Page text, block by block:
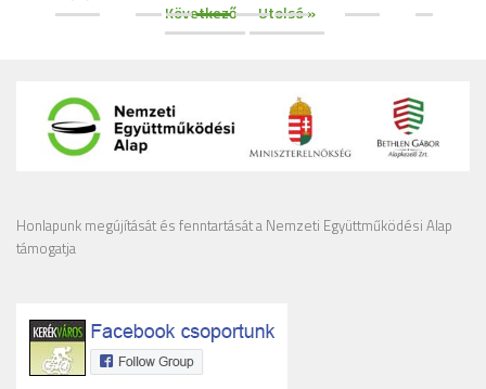
Következő
Utolsó »
Honlapunk megújítását és fenntartását a Nemzeti Együttműködési Alap
támogatja